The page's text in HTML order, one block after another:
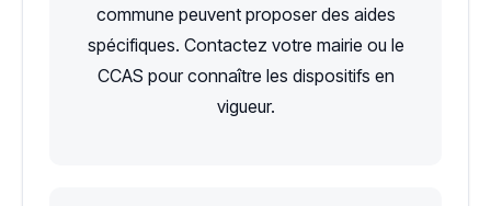
commune peuvent proposer des aides
spécifiques. Contactez votre mairie ou le
CCAS pour connaître les dispositifs en
vigueur.